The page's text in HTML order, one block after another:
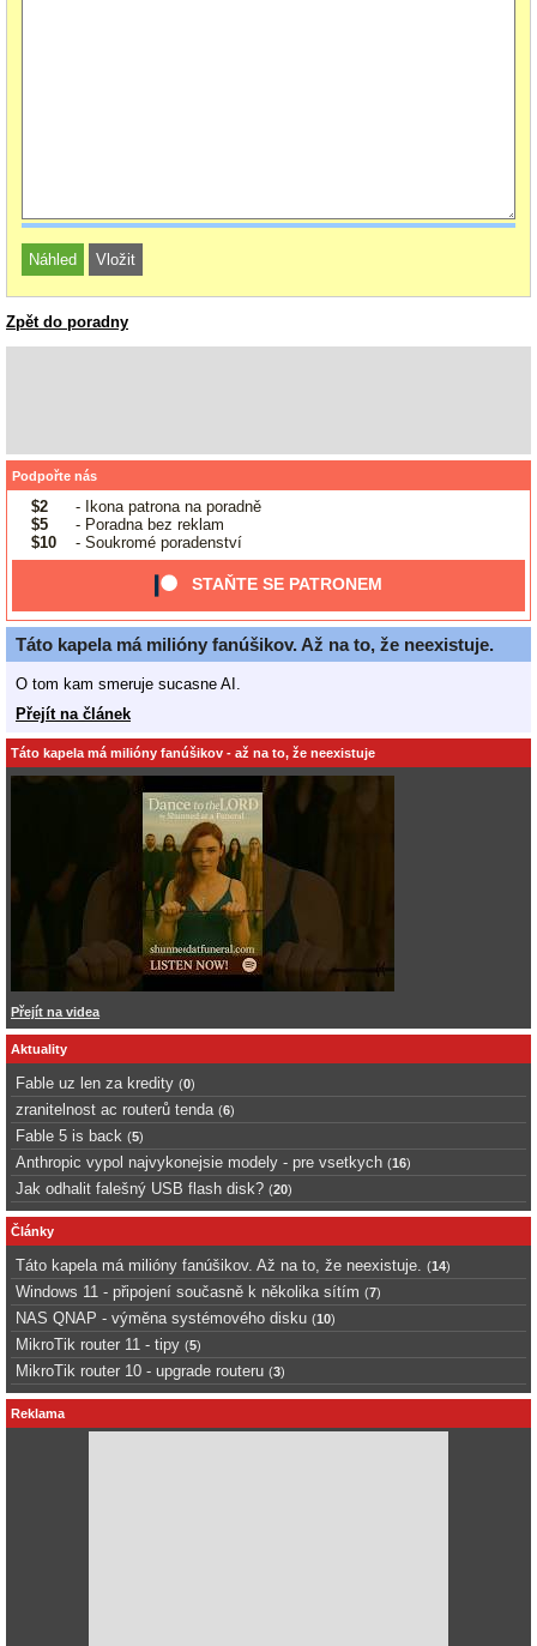
Zpět do poradny
Podpořte nás
$2
- Ikona patrona na poradně
$5
- Poradna bez reklam
$10
- Soukromé poradenství
STAŇTE SE PATRONEM
Táto kapela má milióny fanúšikov. Až na to, že neexistuje.
O tom kam smeruje sucasne AI.
Přejít na článek
Táto kapela má milióny fanúšikov - až na to, že neexistuje
Přejít na videa
Aktuality
Fable uz len za kredity (0)
zranitelnost ac routerů tenda (6)
Fable 5 is back (5)
Anthropic vypol najvykonejsie modely - pre vsetkych (16)
Jak odhalit falešný USB flash disk? (20)
Články
Táto kapela má milióny fanúšikov. Až na to, že neexistuje. (14)
Windows 11 - připojení současně k několika sítím (7)
NAS QNAP - výměna systémového disku (10)
MikroTik router 11 - tipy (5)
MikroTik router 10 - upgrade routeru (3)
Reklama